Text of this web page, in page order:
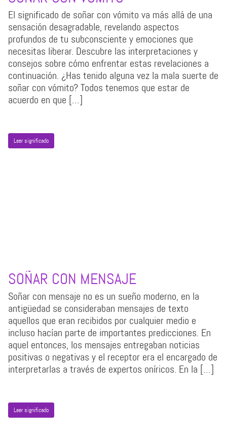
El significado de soñar con vómito va más allá de una
sensación desagradable, revelando aspectos
profundos de tu subconsciente y emociones que
necesitas liberar. Descubre las interpretaciones y
consejos sobre cómo enfrentar estas revelaciones a
continuación. ¿Has tenido alguna vez la mala suerte de
soñar con vómito? Todos tenemos que estar de
acuerdo en que […]
Leer significado
SOÑAR CON MENSAJE
Soñar con mensaje no es un sueño moderno, en la
antigüedad se consideraban mensajes de texto
aquellos que eran recibidos por cualquier medio e
incluso hacían parte de importantes predicciones. En
aquel entonces, los mensajes entregaban noticias
positivas o negativas y el receptor era el encargado de
interpretarlas a través de expertos oníricos. En la […]
Leer significado